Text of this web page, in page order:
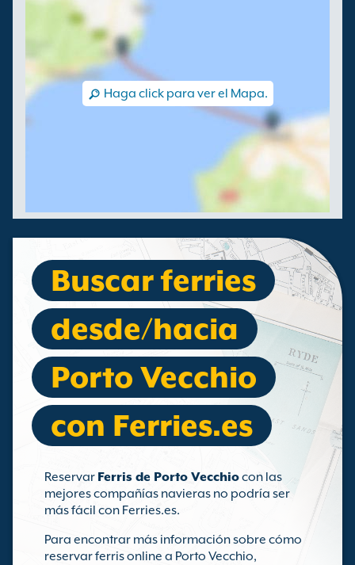
Haga click para ver el Mapa.
Buscar ferries
desde/hacia
Porto Vecchio
con Ferries.es
Reservar Ferris de Porto Vecchiocon las
mejores compañías navieras no podría ser
más fácil con Ferries.es.
Para encontrar más información sobre cómo
reservar ferris online a Porto Vecchio,